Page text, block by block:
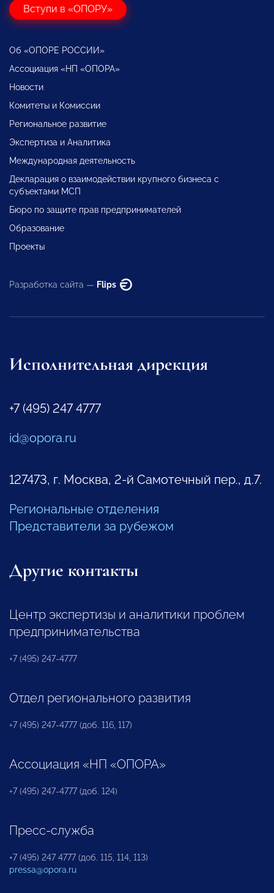
Вступи в «ОПОРУ»
Об «ОПОРЕ РОССИИ»
Ассоциация «НП «ОПОРА»
Новости
Комитеты и Комиссии
Региональное развитие
Экспертиза и Аналитика
Международная деятельность
Декларация о взаимодействии крупного бизнеса с
субъектами МСП
Бюро по защите прав предпринимателей
Образование
Проекты
Разработка сайта — Flips
Исполнительная дирекция
+7 (495) 247 4777
id@opora.ru
127473, г. Москва, 2-й Самотечный пер., д.7.
Региональные отделения
Представители за рубежом
Другие контакты
Центр экспертизы и аналитики проблем
предпринимательства
+7 (495) 247-4777
Отдел регионального развития
+7 (495) 247-4777 (доб. 116, 117)
Ассоциация «НП «ОПОРА»
+7 (495) 247-4777 (доб. 124)
Пресс-служба
+7 (495) 247 4777 (доб. 115, 114, 113)
pressa@opora.ru